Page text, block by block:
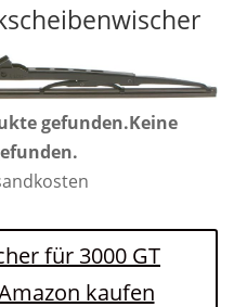
gefunden.Keine
für 3000 GT
kaufen